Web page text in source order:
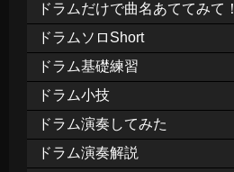
ドラムだけで曲名あててみて！
ドラムソロShort
ドラム基礎練習
ドラム小技
ドラム演奏してみた
ドラム演奏解説